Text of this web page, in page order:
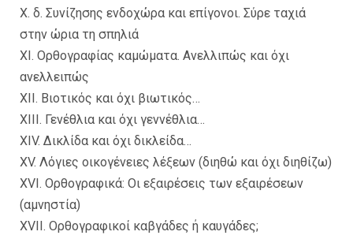
X. δ. Συνίζησης ενδοχώρα και επίγονοι. Σύρε ταχιά
στην ώρια τη σπηλιά
XI. Ορθογραφίας καμώματα. Ανελλιπώς και όχι
ανελλειπώς
XII. Βιοτικός και όχι βιωτικός…
XIIΙ. Γενέθλια και όχι γεννέθλια…
XIV. Δικλίδα και όχι δικλείδα…
XV. Λόγιες οικογένειες λέξεων (διηθώ και όχι διηθίζω)
XVI. Ορθογραφικά: Οι εξαιρέσεις των εξαιρέσεων
(αμνηστία)
XVII. Ορθογραφικοί καβγάδες ή καυγάδες;